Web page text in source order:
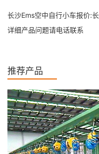
长沙Ems空中自行小车报价:
详细产品问题请电话联系
推荐产品